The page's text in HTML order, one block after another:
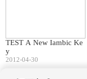
TEST A New Iambic Ke
y
2012-04-30